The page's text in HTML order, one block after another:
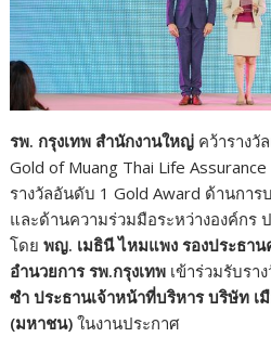
รพ. กรุงเทพ สำนักงานใหญ่ คว้ารางวั
Gold of Muang Thai Life
รางวัลอันดับ 1 Gold Award ด้านกา
และด้านความร่วมมือระหว่างองค์กร
โดยพญ. เมธินี ไหมแพง รองประธา
อำนวยการ รพ.กรุงเทพ เข้าร่วมรับรา
ซำ ประธานเจ้าหน้าที่บริหาร บริษัท เ
(มหาชน) ในงานประกาศ